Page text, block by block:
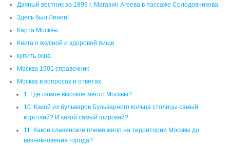
Дачный вестник за 1899 г. Магазин Агеева в пассаже Солодовникова
Здесь был Ленин!
Карта Москвы
Книга о вкусной и здоровой пище
купить окна
Москва 1901 справочник
Москва в вопросах и ответах
1. Где самое высокое место Москвы?
10. Какой из бульваров Бульварного кольца столицы самый
короткий? И какой самый широкий?
11. Какое славянское племя жило на территории Москвы до
возникновения города?